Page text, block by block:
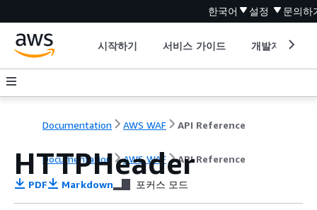
한국어 설정 문의하
시작하기 서비스 가이드 개발자 도구
Documentation AWS WAF API Reference
Documentation AWS WAF API Reference
HTTPHeader
PDF Markdown 포커스 모드